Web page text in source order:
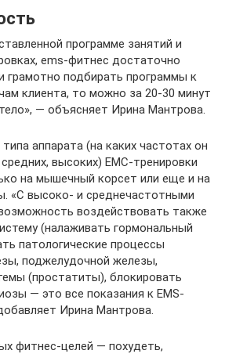
программе занятий и
ems-фитнес достаточно
грамотно подбирать программы к
клиента, то можно за 20-30 минут
— объясняет Ирина Мантрова.
аппарата (на каких частотах он
высоких) ЕМС-тренировки
на мышечный корсет или еще и на
«С высоко- и среднечастотными
воздействовать также
(налаживать гормональный
патологические процессы
поджелудочной железы,
(простатиты), блокировать
— это все показания к EMS-
Ирина Мантрова.
фитнес-целей — похудеть,